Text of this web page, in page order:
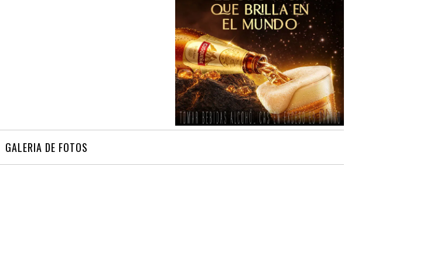
GALERIA DE FOTOS